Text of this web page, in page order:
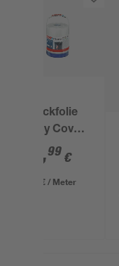
Abeckfolie
'Easy Cover
Outdoor'
Nachfüllpack
1,4 x 20 m
,99 €
0,65 € / Meter